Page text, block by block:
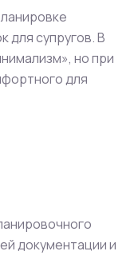
для супругов. В
но при
для
документации и